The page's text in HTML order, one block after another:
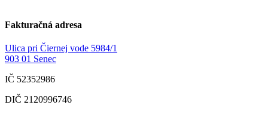
Fakturačná adresa
Ulica pri Čiernej vode 5984/1
903 01 Senec
IČ 52352986
DIČ 2120996746